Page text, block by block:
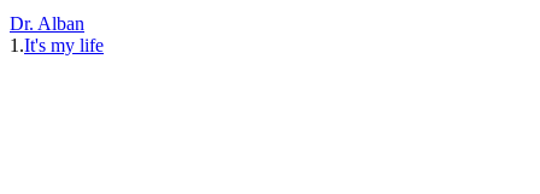
Dr. Alban
1.It's my life